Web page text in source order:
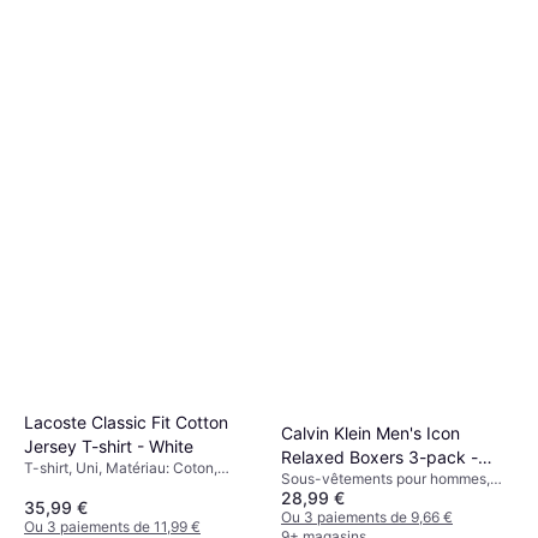
Lacoste Classic Fit Cotton
Jersey T-shirt - White
T-shirt, Uni, Matériau: Coton,
35,99 €
Ou 3 paiements de 11,99 €
Calvin Klein Men's Icon
Relaxed Boxers 3-pack -
Black
Sous-vêtements pour hommes,
Boxer, Shorty, Uni, Matériau:
Coton, Élasthanne/Lycra/Spandex,
28,99 €
Ou 3 paiements de 9,66 €